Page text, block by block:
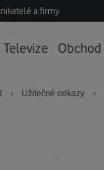
a firmy
Televize Obchod
› Užitečné odkazy ›